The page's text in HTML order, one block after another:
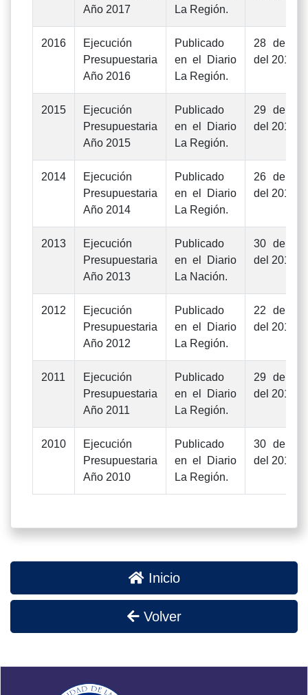
Año 2017
La Región.
2016
Ejecución
Presupuestaria
Año 2016
Publicado
en el Diario
La Región.
28 de
del 2017
2015
Ejecución
Presupuestaria
Año 2015
Publicado
en el Diario
La Región.
29 de
del 2016
2014
Ejecución
Presupuestaria
Año 2014
Publicado
en el Diario
La Región.
26 de
del 2015
2013
Ejecución
Presupuestaria
Año 2013
Publicado
en el Diario
La Nación.
30 de
del 2014
2012
Ejecución
Presupuestaria
Año 2012
Publicado
en el Diario
La Región.
22 de
del 2013
2011
Ejecución
Presupuestaria
Año 2011
Publicado
en el Diario
La Región.
29 de
del 2012
2010
Ejecución
Presupuestaria
Año 2010
Publicado
en el Diario
La Región.
30 de
del 2011
Inicio
Volver